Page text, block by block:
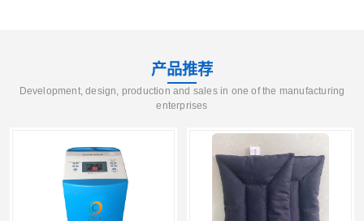
产品推荐
Development, design, production and sales in one of the manufacturing
enterprises